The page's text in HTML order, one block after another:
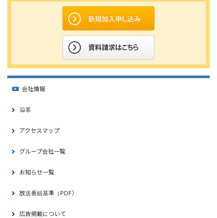
会社情報
沿革
アクセスマップ
グループ会社一覧
お知らせ一覧
放送番組基準（PDF）
広告掲載について